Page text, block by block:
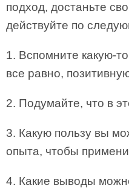
подход, достаньте
действуйте по
1. Вспомните какую-
все равно,
2. Подумайте, что в
3. Какую пользу вы
опыта, чтобы
4. Какие выводы